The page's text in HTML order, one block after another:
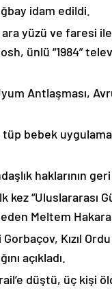
idam edildi.
ara yüzü ve faresi
ünlü “1984”
Antlaşması,
bebek
haklarının
kez “Uluslararası
Meltem
Kızıl
açıkladı.
düştü, üç kişi